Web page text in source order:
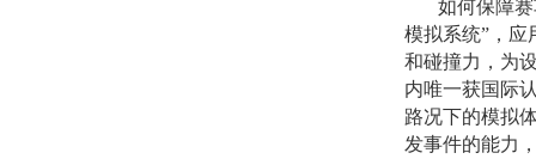
如何保障
模拟系统”，应
和碰撞力，为
内唯一获国际
路况下的模拟
发事件的能力